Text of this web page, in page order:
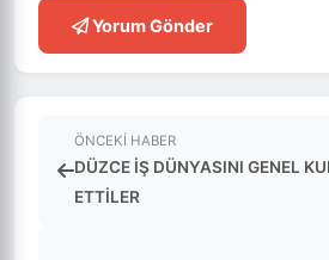
Yorum Gönder
ÖNCEKI HABER
DÜZCE İŞ DÜNYASINI GENEL
ETTİLER